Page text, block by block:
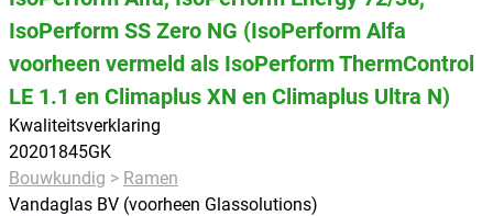
Categorie
Bouwkundig
Generieke verklaringen
PV-cellen
Ruimtekoeling
IsoPerform SS Zero NG (IsoPerform Alfa
voorheen vermeld als IsoPerform ThermControl
LE 1.1 en Climaplus XN en Climaplus Ultra N)
Kwaliteitsverklaring
20201845GK
Bouwkundig
Ramen
Vandaglas BV (voorheen Glassolutions)